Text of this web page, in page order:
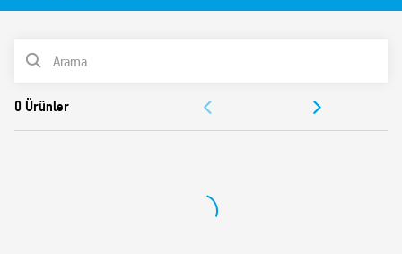
35 mm ray (EN 60715) montaj
ÜRÜN LİSTESİ